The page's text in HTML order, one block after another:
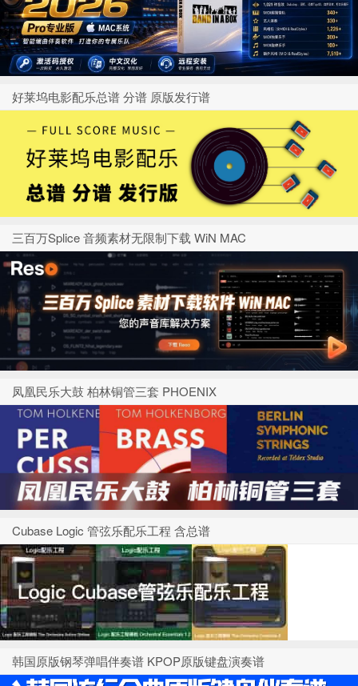
好莱坞电影配乐总谱 分谱 原版发行谱
三百万Splice 音频素材无限制下载 WiN MAC
凤凰民乐大鼓 柏林铜管三套 PHOENIX
Cubase Logic 管弦乐配乐工程 含总谱
韩国原版钢琴弹唱伴奏谱 KPOP原版键盘演奏谱